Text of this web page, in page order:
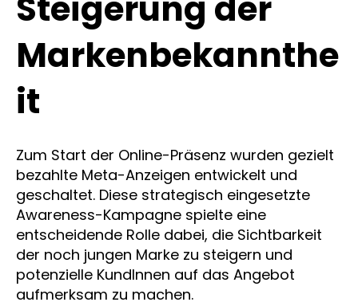
Markenbekannthe
it
Zum Start der Online-Präsenz wurden gezielt
bezahlte Meta-Anzeigen entwickelt und
geschaltet. Diese strategisch eingesetzte
Awareness-Kampagne spielte eine
entscheidende Rolle dabei, die Sichtbarkeit
der noch jungen Marke zu steigern und
potenzielle KundInnen auf das Angebot
aufmerksam zu machen.